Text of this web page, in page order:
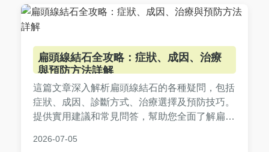
扁頭線結石全攻略：症狀、成因、治療
與預防方法詳解
這篇文章深入解析扁頭線結石的各種疑問，包括
症狀、成因、診斷方式、治療選擇及預防技巧。
提供實用建議和常見問答，幫助您全面了解扁頭
醫學知識，避免空洞理論。
2026-07-05